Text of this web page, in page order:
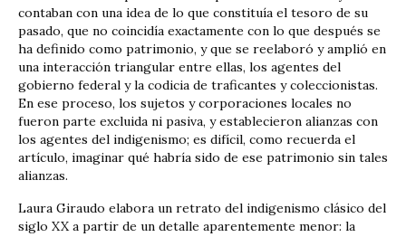
contaban con una idea de lo que constituía el tesoro de su
pasado, que no coincidía exactamente con lo que después se
ha definido como patrimonio, y que se reelaboró y amplió en
una interacción triangular entre ellas, los agentes del
gobierno federal y la codicia de traficantes y coleccionistas.
En ese proceso, los sujetos y corporaciones locales no
fueron parte excluida ni pasiva, y establecieron alianzas con
los agentes del indigenismo; es difícil, como recuerda el
artículo, imaginar qué habría sido de ese patrimonio sin tales
alianzas.
Laura Giraudo elabora un retrato del indigenismo clásico del
siglo XX a partir de un detalle aparentemente menor: la